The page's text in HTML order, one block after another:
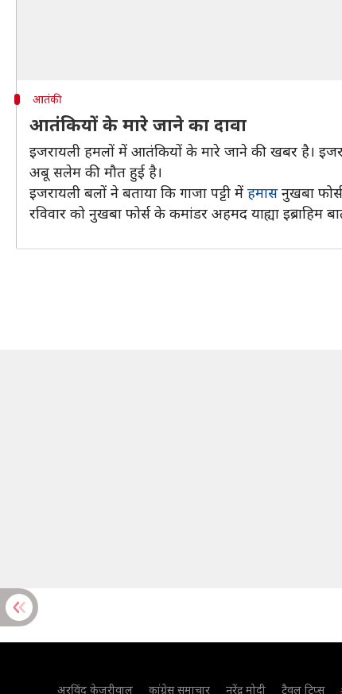
आतंकी
आतंकियों के मारे जाने का दावा
इजरायली हमलों में आतंकियों के मारे जाने की खबर है।
अबू सलेम की मौत हुई है।
इजरायली बलों ने बताया कि गाजा पट्टी में हमासनुखबा
रविवार को नुखबा फोर्स के कमांडर अहमद याह्या
अरविंद केजरीवाल कांग्रेस समाचार नरेंद्र मोदी ट्रैवल टिप्स